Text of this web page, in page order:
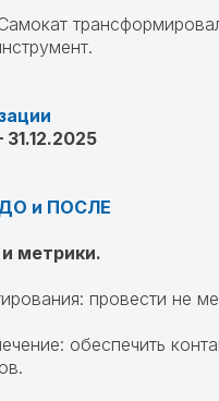
Самокат
ДО и ПОСЛЕ
метрики.
провести не
обеспечить